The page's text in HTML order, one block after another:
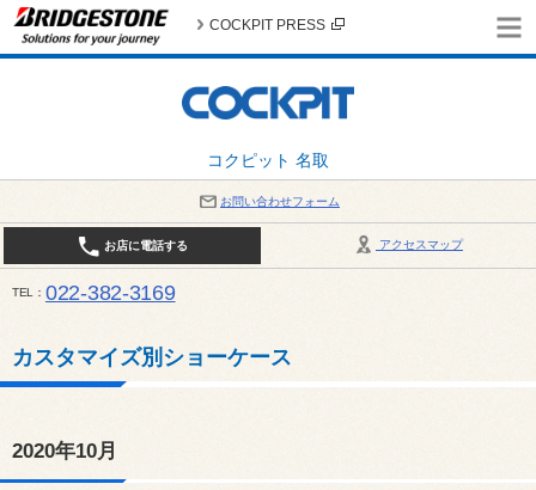
コクピット 名取
COCKPIT PRESS
お問い合わせフォーム
アクセスマップ
お店に電話する
TEL 022-382-3169
カスタマイズ別ショーケース
2020年10月